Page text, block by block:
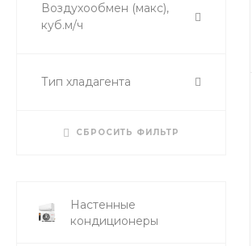
Воздухообмен (макс),
куб.м/ч
Тип хладагента
СБРОСИТЬ ФИЛЬТР
Настенные
кондиционеры